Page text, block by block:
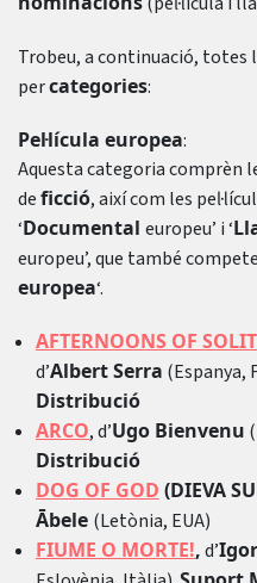
Trobeu, a continuació, totes
percategories:
Pel·lícula europea:
Aquesta categoria comprèn
deficció, així com les
‘Documental europeu’ i ‘
europeu’, que també
europea‘.
AFTERNOONS OF
d’Albert Serra (Espanya,
Distribució
ARCO, d’Ugo Bienvenu
Distribució
DOG OF GOD (DIEVA
Ābele (Letònia, EUA)
FIUME O MORTE!,d’